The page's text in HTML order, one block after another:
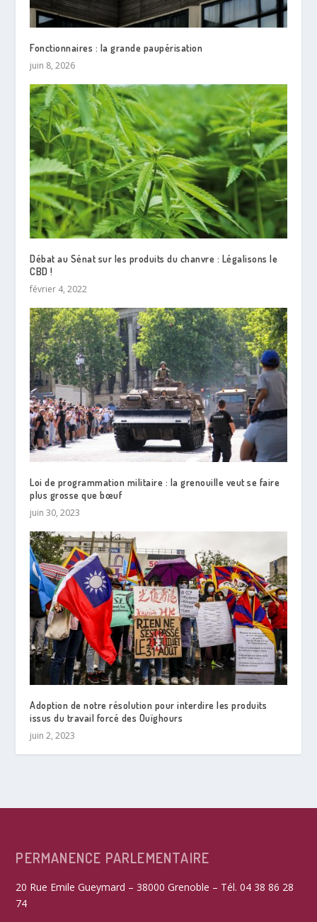
Fonctionnaires : la grande paupérisation
juin 8, 2026
Débat au Sénat sur les produits du chanvre : Légalisons le
CBD !
février 4, 2022
Loi de programmation militaire : la grenouille veut se faire
plus grosse que bœuf
juin 30, 2023
Adoption de notre résolution pour interdire les produits
issus du travail forcé des Ouïghours
juin 2, 2023
PERMANENCE PARLEMENTAIRE
20 Rue Emile Gueymard – 38000 Grenoble – Tél. 04 38 86 28
74